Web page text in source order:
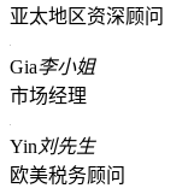
亚太地区资深顾问
Gia李小姐
市场经理
Yin 刘先生
欧美税务顾问